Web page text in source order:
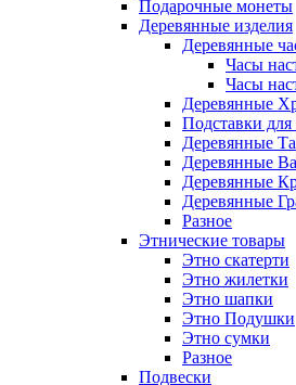
Подарочные монеты
Деревянные изделия
Деревянные
Часы
Часы
Деревянные
Подставки для
Деревянные
Деревянные
Деревянные
Деревянные
Разное
Этнические товары
Этно скатерти
Этно жилетки
Этно шапки
Этно Подушки
Этно сумки
Разное
Подвески